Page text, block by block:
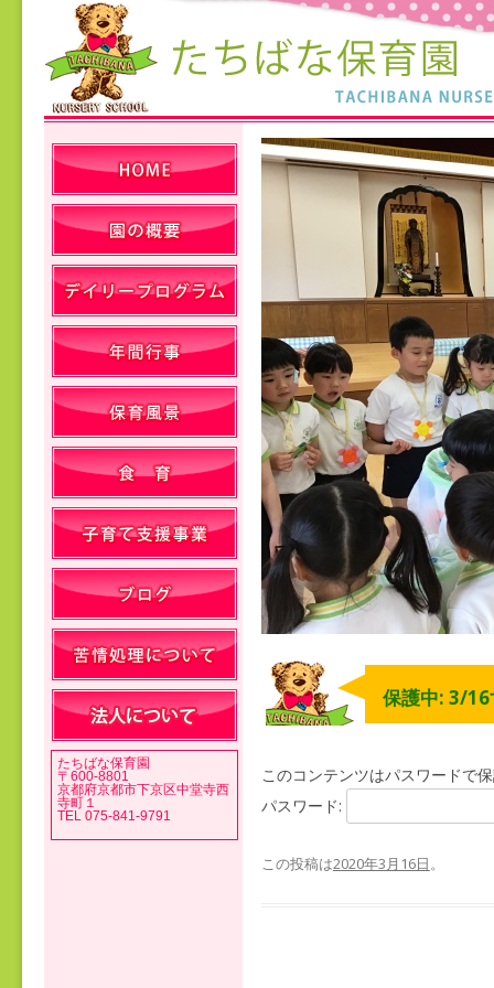
保護中: 3/16
このコンテンツはパスワードで
パスワード:
この投稿は2020年3月16日。
たちばな保育園
〒600-8801
京都府京都市下京区中堂寺西
寺町１
TEL 075-841-9791